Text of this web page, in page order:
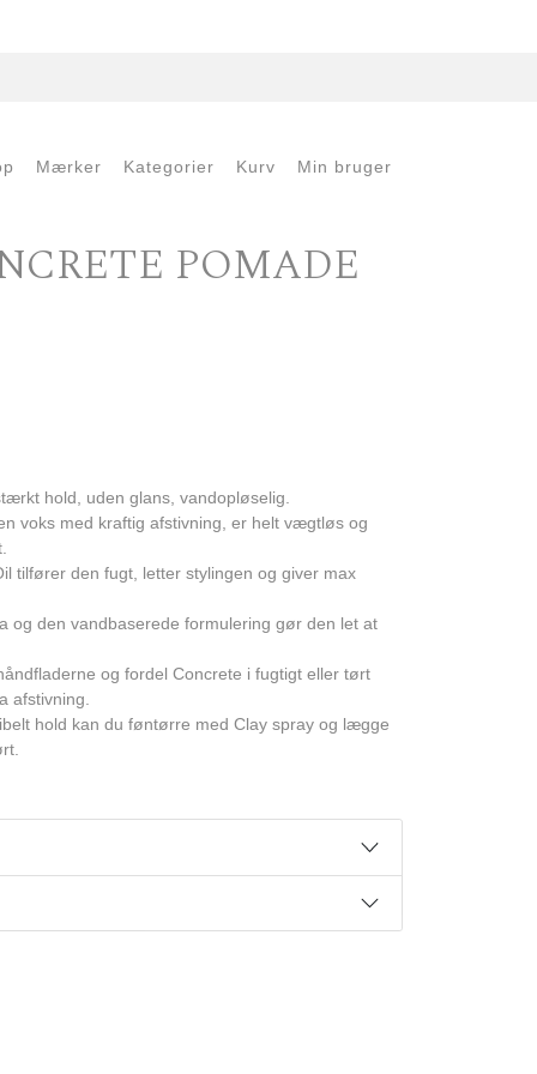
Mærker Kategorier Kurv Min bruger
POMADE
hold, uden glans, vandopløselig.
voks med kraftig afstivning, er helt vægtløs og
tilfører den fugt, letter stylingen og giver max
og den vandbaserede formulering gør den let at
og fordel Concrete i fugtigt eller tørt
afstivning.
hold kan du føntørre med Clay spray og lægge